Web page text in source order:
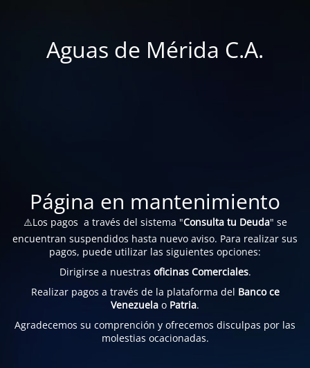
Aguas de Mérida C.A.
Página en mantenimiento
⚠️Los pagos a través del sistema "Consulta tu Deuda" se
encuentran suspendidos hasta nuevo aviso. Para realizar sus
pagos, puede utilizar las siguientes opciones:
Dirigirse a nuestras oficinas Comerciales.
Realizar pagos a través de la plataforma del Banco ce
Venezuela o Patria.
Agradecemos su comprención y ofrecemos disculpas por las
molestias ocacionadas.